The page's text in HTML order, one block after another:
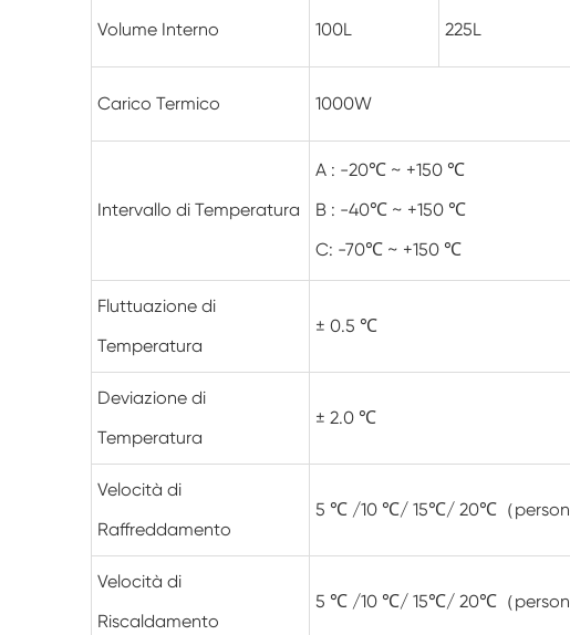
Volume Interno 100L 225L
Carico Termico 1000W
Intervallo di Temperatura
A : -20℃ ~ +150 ℃
B : -40℃ ~ +150 ℃
C: -70℃ ~ +150 ℃
Fluttuazione di
Temperatura
± 0.5 ℃
Deviazione di
Temperatura
± 2.0 ℃
Velocità di
Raffreddamento
5 ℃ /10 ℃/ 15℃/ 20℃（
Velocità di
Riscaldamento
5 ℃ /10 ℃/ 15℃/ 20℃（